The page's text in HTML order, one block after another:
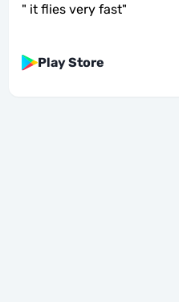
" it flies very fast"
Play Store